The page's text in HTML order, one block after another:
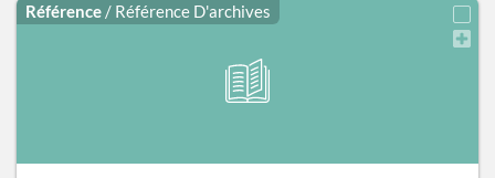
Référence / Référence D'archives